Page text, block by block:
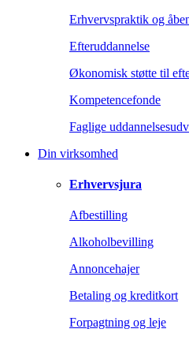
Erhvervspraktik og
Efteruddannelse
Økonomisk støtte til
Kompetencefonde
Faglige
Din virksomhed
Erhvervsjura
Afbestilling
Alkoholbevilling
Annoncehajer
Betaling og kreditkort
Forpagtning og leje